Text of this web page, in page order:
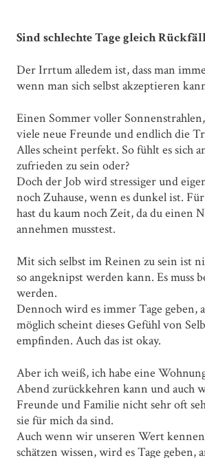
Sind schlechte Tage gleich
Der Irrtum alledem ist, dass man
wenn man sich selbst akzeptieren
Einen Sommer voller
viele neue Freunde und endlich die
Alles scheint perfekt. So fühlt es sich
zufrieden zu sein oder?
Doch der Job wird stressiger und
noch Zuhause, wenn es dunkel ist.
hast du kaum noch Zeit, da du einen
annehmen musstest.
Mit sich selbst im Reinen zu sein ist
so angeknipst werden kann. Es muss
werden.
Dennoch wird es immer Tage geben,
möglich scheint dieses Gefühl von
empfinden. Auch das ist okay.
Aber ich weiß, ich habe eine
Abend zurückkehren kann und auch
Freunde und Familie nicht sehr oft
sie für mich da sind.
Auch wenn wir unseren Wert
schätzen wissen, wird es Tage geben,